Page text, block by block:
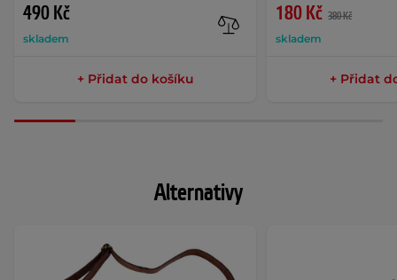
490 Kč
skladem
+ Přidat do košíku
180 Kč 380 Kč
skladem
+ Přidat
Alternativy